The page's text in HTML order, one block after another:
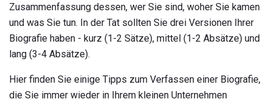
Zusammenfassung dessen, wer Sie sind, woher Sie kamen
und was Sie tun. In der Tat sollten Sie drei Versionen Ihrer
Biografie haben - kurz (1-2 Sätze), mittel (1-2 Absätze) und
lang (3-4 Absätze).
Hier finden Sie einige Tipps zum Verfassen einer Biografie,
die Sie immer wieder in Ihrem kleinen Unternehmen